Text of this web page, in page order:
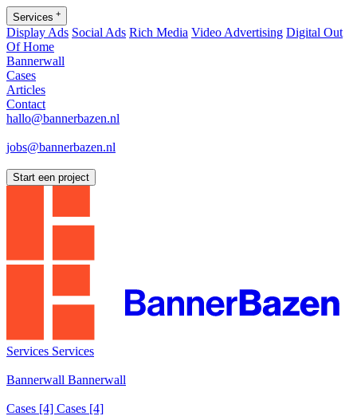
Services +
Display Ads Social Ads Rich Media Video Advertising Digital Out
Of Home
Bannerwall
Cases
Articles
Contact
hallo@bannerbazen.nl
jobs@bannerbazen.nl
Start een project
Services Services
Bannerwall Bannerwall
Cases [4] Cases [4]